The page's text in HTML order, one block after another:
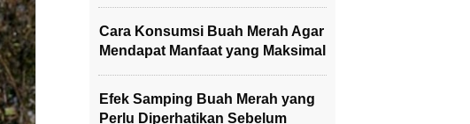
Cara Konsumsi Buah Merah Agar
Mendapat Manfaat yang Maksimal
Efek Samping Buah Merah yang
Perlu Diperhatikan Sebelum